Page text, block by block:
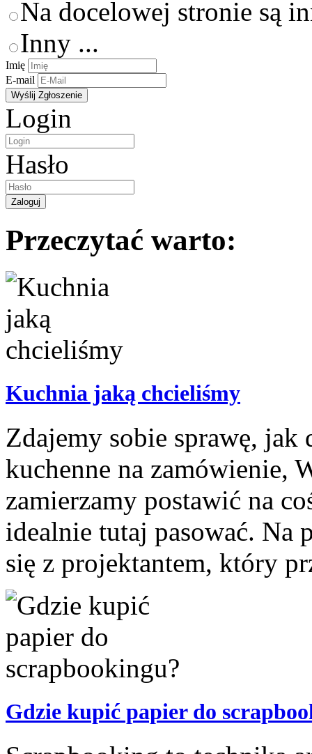
Na docelowej stronie są
Inny ...
Imię
E-mail
Login
Hasło
Przeczytać warto:
Kuchnia jaką chcieliśmy
Zdajemy sobie sprawę, jak
kuchenne na zamówienie,
zamierzamy postawić na
idealnie tutaj pasować. Na
się z projektantem, który
Gdzie kupić papier do